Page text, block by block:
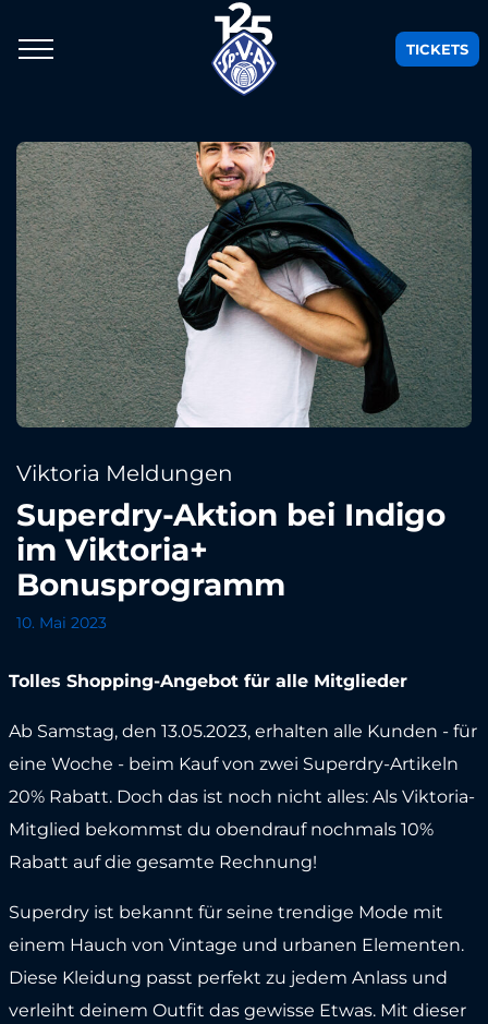
TICKETS
Viktoria Meldungen
Superdry-Aktion bei Indigo
im Viktoria+
Bonusprogramm
10. Mai 2023
Tolles Shopping-Angebot für alle Mitglieder
Ab Samstag, den 13.05.2023, erhalten alle Kunden - für
eine Woche - beim Kauf von zwei Superdry-Artikeln
20% Rabatt. Doch das ist noch nicht alles: Als Viktoria-
Mitglied bekommst du obendrauf nochmals 10%
Rabatt auf die gesamte Rechnung!
Superdry ist bekannt für seine trendige Mode mit
einem Hauch von Vintage und urbanen Elementen.
Diese Kleidung passt perfekt zu jedem Anlass und
verleiht deinem Outfit das gewisse Etwas. Mit dieser